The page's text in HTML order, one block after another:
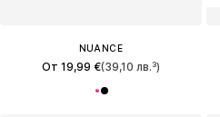
NUANCE
От 19,99 €(39,10 лв.³)